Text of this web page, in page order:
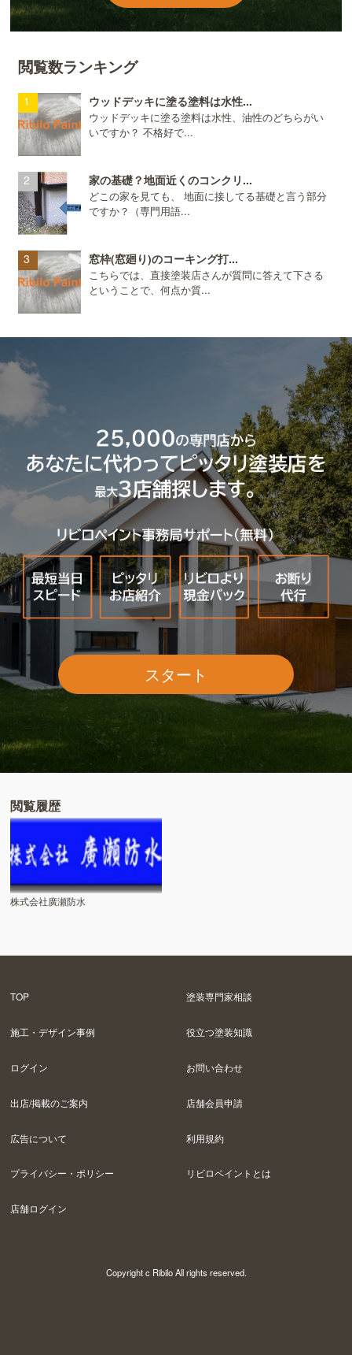
閲覧数ランキング
ウッドデッキに塗る塗料は水性...
ウッドデッキに塗る塗料は水性、油性のどちらがい
いですか？ 不格好で...
家の基礎？地面近くのコンクリ...
どこの家を見ても、 地面に接してる基礎と言う部分
ですか？（専門用語...
窓枠(窓廻り)のコーキング打...
こちらでは、直接塗装店さんが質問に答えて下さる
ということで、何点か質...
スタート
閲覧履歴
株式会社廣瀬防水
TOP 塗装専門家相談
施工・デザイン事例 役立つ塗装知識
ログイン お問い合わせ
出店/掲載のご案内 店舗会員申請
広告について 利用規約
プライバシー・ポリシー リビロペイントとは
店舗ログイン
Copyright c Ribilo All rights reserved.